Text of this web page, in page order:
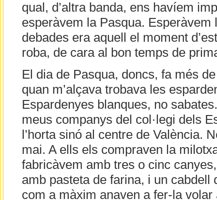
qual, d’altra banda, ens havíem
esperàvem la Pasqua. Esperàvem
debades era aquell el moment
roba, de cara al bon temps de
El dia de Pasqua, doncs, fa més
quan m’alçava trobava les
Espardenyes blanques, no
meus companys del col·legi dels
l’horta sinó al centre de València.
mai. A ells els compraven la
fabricàvem amb tres o cinc
amb pasteta de farina, i un cabdell
com a màxim anaven a fer-la